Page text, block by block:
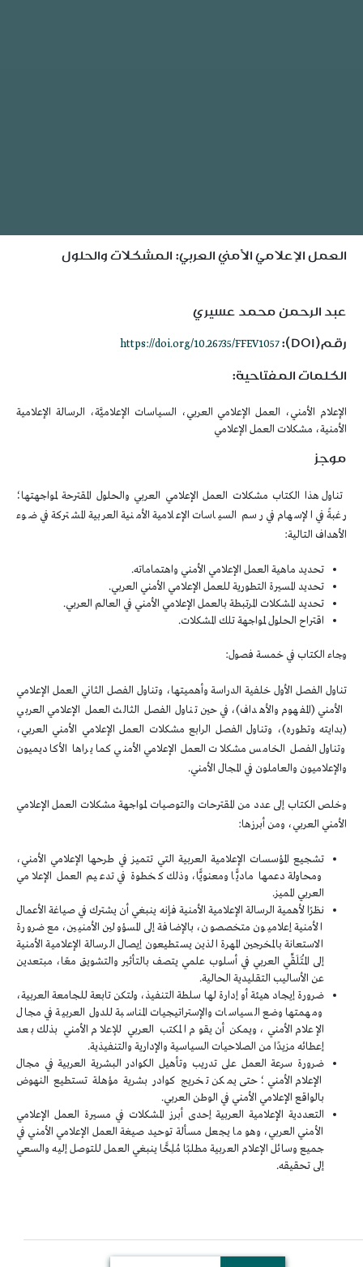
العمل الإعلامي الأمني العربي: المشكلات والحلول
عبد الرحمن محمد عسيري
رقم(DOI):
https://doi.org/10.26735/FFEV1057
الكلمات المفتاحية:
الإعلام الأمني، العمل الإعلامي العربي، السياسات الإعلاميَّة، الرسالة الإعلامية
الأمنية، مشكلات العمل الإعلامي
موجز
تناول هذا الكتاب مشكلات العمل الإعلامي العربي والحلول المقترحة لمواجهتها؛
رغبةً في الإسهام في رسم السياسات الإعلامية الأمنية العربية المشتركة في ضوء
الأهداف التالية:
تحديد ماهية العمل الإعلامي الأمني واهتماماته.
تحديد المسيرة التطورية للعمل الإعلامي الأمني العربي.
تحديد المشكلات المرتبطة بالعمل الإعلامي الأمني في العالم العربي.
اقتراح الحلول لمواجهة تلك المشكلات.
وجاء الكتاب في خمسة فصول:
تناول الفصل الأول خلفية الدراسة وأهميتها، وتناول الفصل الثاني العمل الإعلامي
الأمني (المفهوم والأهداف)، في حين تناول الفصل الثالث العمل الإعلامي العربي
(بدايته وتطوره)، وتناول الفصل الرابع مشكلات العمل الإعلامي الأمني العربي،
وتناول الفصل الخامس مشكلات العمل الإعلامي الأمني كما يراها الأكاديميون
والإعلاميون والعاملون في المجال الأمني.
وخلص الكتاب إلى عدد من المقترحات والتوصيات لمواجهة مشكلات العمل الإعلامي
الأمني العربي، ومن أبرزها:
تشجيع المؤسسات الإعلامية العربية التي تتميز في طرحها الإعلامي الأمني،
ومحاولة دعمها ماديًّا ومعنويًّا، وذلك كخطوة في تدعيم العمل الإعلامي
العربي المميز.
نظرًا لأهمية الرسالة الإعلامية الأمنية فإنه ينبغي أن يشترك في صياغة الأعمال
الأمنية إعلاميون متخصصون، بالإضافة إلى المسؤولين الأمنيين، مع ضرورة
الاستعانة بالمخرجين المهرة الذين يستطيعون إيصال الرسالة الإعلامية الأمنية
إلى المُتَلَقِّي العربي في أسلوب علمي يتصف بالتأثير والتشويق معًا، مبتعدين
عن الأساليب التقليدية الحالية.
ضرورة إيجاد هيئة أو إدارة لها سلطة التنفيذ، ولتكن تابعة للجامعة العربية،
ومهمتها وضع السياسات والإستراتيجيات المناسبة للدول العربية في مجال
الإعلام الأمني، ويمكن أن يقوم المكتب العربي للإعلام الأمني بذلك بعد
إعطائه مزيدًا من الصلاحيات السياسية والإدارية والتنفيذية.
ضرورة سرعة العمل على تدريب وتأهيل الكوادر البشرية العربية في مجال
الإعلام الأمني؛ حتى يمكن تخريج كوادر بشرية مؤهلة تستطيع النهوض
بالواقع الإعلامي الأمني في الوطن العربي.
التعددية الإعلامية العربية إحدى أبرز المشكلات في مسيرة العمل الإعلامي
الأمني العربي، وهو ما يجعل مسألة توحيد صيغة العمل الإعلامي الأمني في
جميع وسائل الإعلام العربية مطلبًا مُلِحًّا ينبغي العمل للتوصل إليه والسعي
إلى تحقيقه.